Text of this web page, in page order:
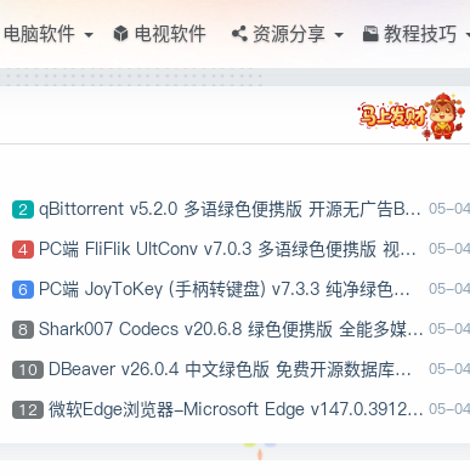
电脑软件 电视软件 资源分享 教程技巧
2 05-
qBittorrent v5.2.0 多语绿色便携版 开源无广告BT磁力下载工具
4 05-
PC端 FliFlik UltConv v7.0.3 多语绿色便携版 视频下载格式转换工具
6 05-
PC端 JoyToKey (手柄转键盘) v7.3.3 纯净绿色版 游戏手柄按键映射软件
8 05-
Shark007 Codecs v20.6.8 绿色便携版 全能多媒体编解码器套件
10 05-
DBeaver v26.0.4 中文绿色版 免费开源数据库管理工具
12 05-
微软Edge浏览器-Microsoft Edge v147.0.3912.98 官方正式版